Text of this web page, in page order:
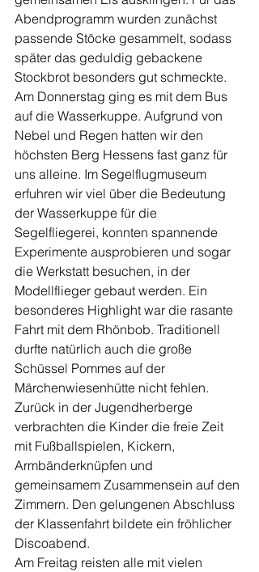
Abendprogramm wurden zunächst
passende Stöcke gesammelt, sodass
später das geduldig gebackene
Stockbrot besonders gut schmeckte.
Am Donnerstag ging es mit dem Bus
auf die Wasserkuppe. Aufgrund von
Nebel und Regen hatten wir den
höchsten Berg Hessens fast ganz für
uns alleine. Im Segelflugmuseum
erfuhren wir viel über die Bedeutung
der Wasserkuppe für die
Segelfliegerei, konnten spannende
Experimente ausprobieren und sogar
die Werkstatt besuchen, in der
Modellflieger gebaut werden. Ein
besonderes Highlight war die rasante
Fahrt mit dem Rhönbob. Traditionell
durfte natürlich auch die große
Schüssel Pommes auf der
Märchenwiesenhütte nicht fehlen.
Zurück in der Jugendherberge
verbrachten die Kinder die freie Zeit
mit Fußballspielen, Kickern,
Armbänderknüpfen und
gemeinsamem Zusammensein auf den
Zimmern. Den gelungenen Abschluss
der Klassenfahrt bildete ein fröhlicher
Discoabend.
Am Freitag reisten alle mit vielen